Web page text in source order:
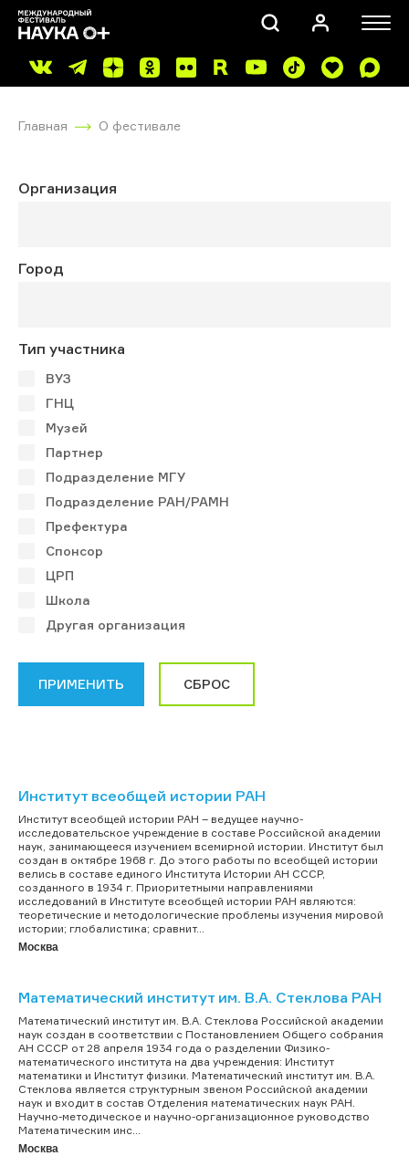
Главная О фестивале
Организация
Город
Тип участника
ВУЗ
ГНЦ
Музей
Партнер
Подразделение МГУ
Подразделение РАН/РАМН
Префектура
Спонсор
ЦРП
Школа
Другая организация
Институт всеобщей истории РАН
Институт всеобщей истории РАН – ведущее научно-
исследовательское учреждение в составе Российской академии
наук, занимающееся изучением всемирной истории. Институт был
создан в октябре 1968 г. До этого работы по всеобщей истории
велись в составе единого Института Истории АН СССР,
созданного в 1934 г. Приоритетными направлениями
исследований в Институте всеобщей истории РАН являются:
теоретические и методологические проблемы изучения мировой
истории; глобалистика; сравнит...
Москва
Математический институт им. В.А. Стеклова РАН
Математический институт им. В.А. Стеклова Российской академии
наук создан в соответствии с Постановлением Общего собрания
АН СССР от 28 апреля 1934 года о разделении Физико-
математического института на два учреждения: Институт
математики и Институт физики. Математический институт им. В.А.
Стеклова является структурным звеном Российской академии
наук и входит в состав Отделения математических наук РАН.
Научно-методическое и научно-организационное руководство
Математическим инс...
Москва